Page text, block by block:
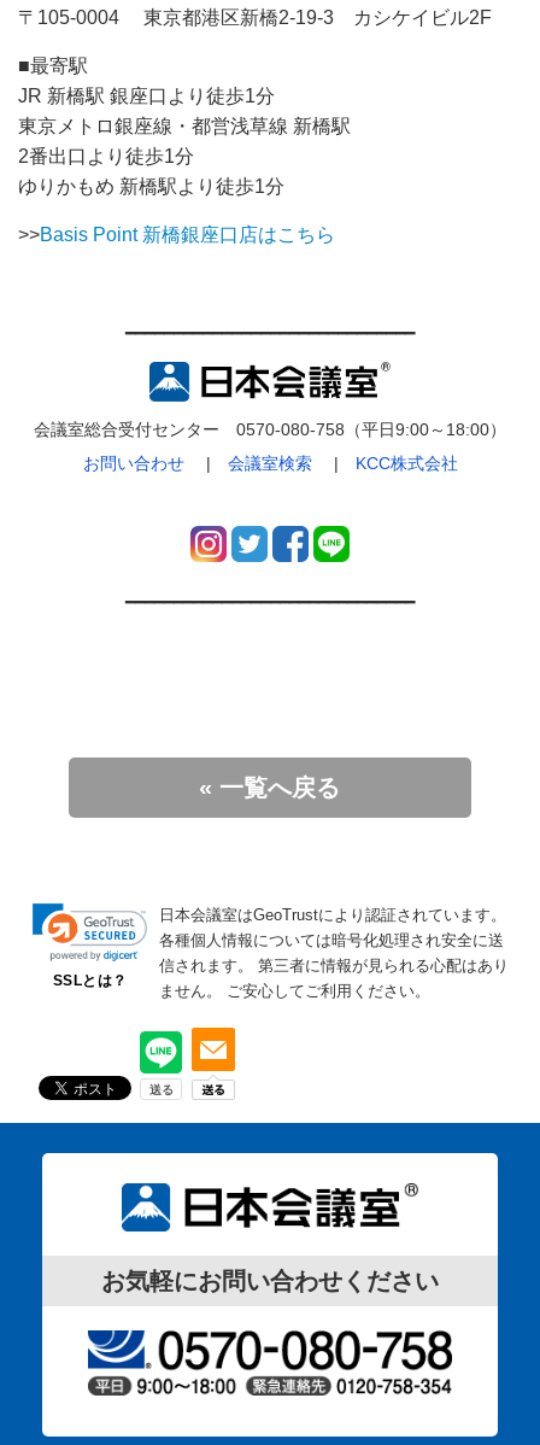
〒105-0004 東京都港区新橋2-19-3 カシケイビル2F
■最寄駅
JR 新橋駅 銀座口より徒歩1分
東京メトロ銀座線・都営浅草線 新橋駅
2番出口より徒歩1分
ゆりかもめ 新橋駅より徒歩1分
>>Basis Point 新橋銀座口店はこちら
━━━━━━━━━━━━━━━━━━━━━━━━━━━━━━
会議室総合受付センター 0570-080-758（平日9:00～18:00）
お問い合わせ| 会議室検索| KCC株式会社
━━━━━━━━━━━━━━━━━━━━━━━━━━━━━━
« 一覧へ戻る
SSLとは？
日本会議室はGeoTrustにより認証されています。
各種個人情報については暗号化処理され安全に送
信されます。
第三者に情報が見られる心配はあり
ません。
ご安心してご利用ください。
お気軽にお問い合わせください